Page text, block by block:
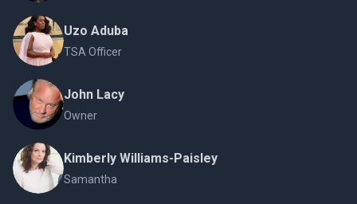
Uzo Aduba
TSA Officer
John Lacy
Owner
Kimberly Williams-Paisley
Samantha